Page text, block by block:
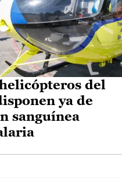
del
ya de
sanguínea